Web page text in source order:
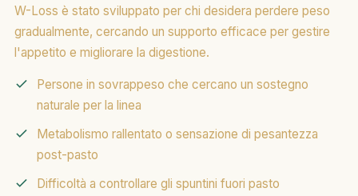
W-Loss è stato sviluppato per chi desidera perdere peso
gradualmente, cercando un supporto efficace per gestire
l'appetito e migliorare la digestione.
Persone in sovrappeso che cercano un sostegno
naturale per la linea
Metabolismo rallentato o sensazione di pesantezza
post-pasto
Difficoltà a controllare gli spuntini fuori pasto